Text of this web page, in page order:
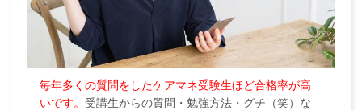
毎年多くの質問をしたケアマネ受験生ほど合格率が高
いです。受講生からの質問・勉強方法・グチ（笑）な